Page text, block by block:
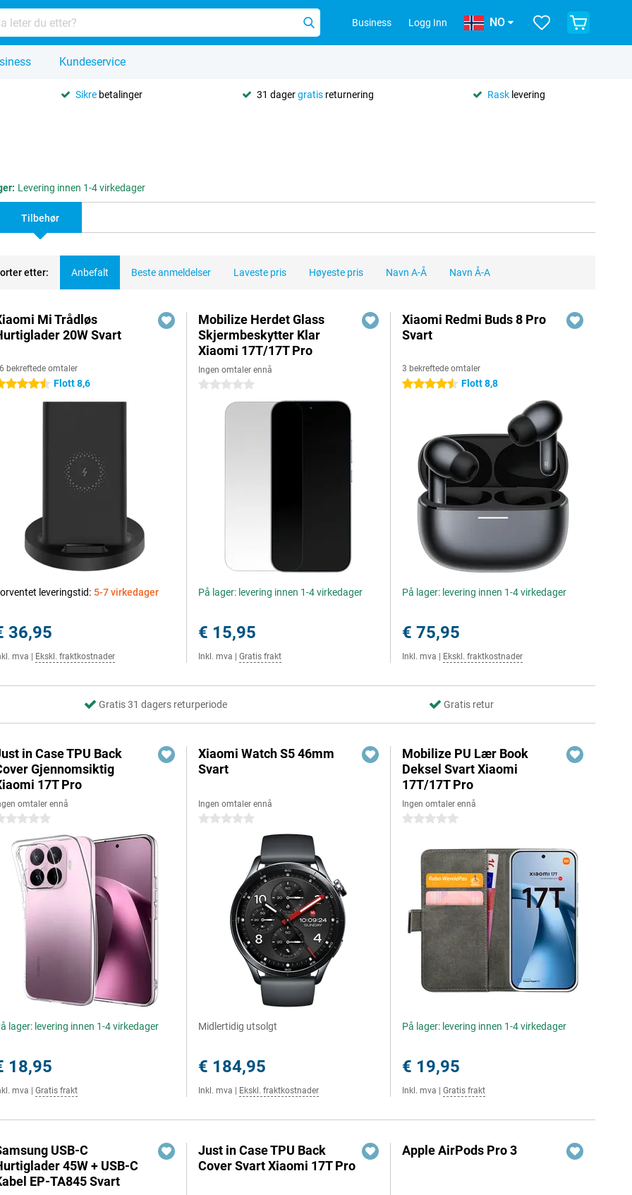
Business Logg Inn NO
Kundeservice
Sikre betalinger 31 dagergratisreturnering Rask levering
Levering innen 1-4 virkedager
Tilbehør
etter: Anbefalt Beste anmeldelser Laveste pris Høyeste pris Navn A-Å Navn Å-A
Mi Trådløs
20W Svart
bekreftede omtaler
stjerner Flott 8,6
leveringstid: 5-7 virkedager
36,95
mva Ekskl. fraktkostnader
Mobilize Herdet Glass
Skjermbeskytter Klar
Xiaomi 17T/17T Pro
Ingen omtaler ennå
0 stjerner
På lager: levering innen 1-4 virkedager
€ 15,95
Inkl. mva Gratis frakt
Xiaomi Redmi Buds 8 Pro
Svart
3 bekreftede omtaler
4.5 stjerner Flott 8,8
På lager: levering innen 1-4 virkedager
€ 75,95
Inkl. mva Ekskl. fraktkostnader
Gratis 31 dagers returperiode Gratis retur
in Case TPU Back
Gjennomsiktig
17T Pro
omtaler ennå
stjerner
lager: levering innen 1-4 virkedager
18,95
mva Gratis frakt
Xiaomi Watch S5 46mm
Svart
Ingen omtaler ennå
0 stjerner
Midlertidig utsolgt
€ 184,95
Inkl. mva Ekskl. fraktkostnader
Mobilize PU Lær Book
Deksel Svart Xiaomi
17T/17T Pro
Ingen omtaler ennå
0 stjerner
På lager: levering innen 1-4 virkedager
€ 19,95
Inkl. mva Gratis frakt
USB-C
45W + USB-C
EP-TA845 Svart
Just in Case TPU Back
Cover Svart Xiaomi 17T Pro
Apple AirPods Pro 3